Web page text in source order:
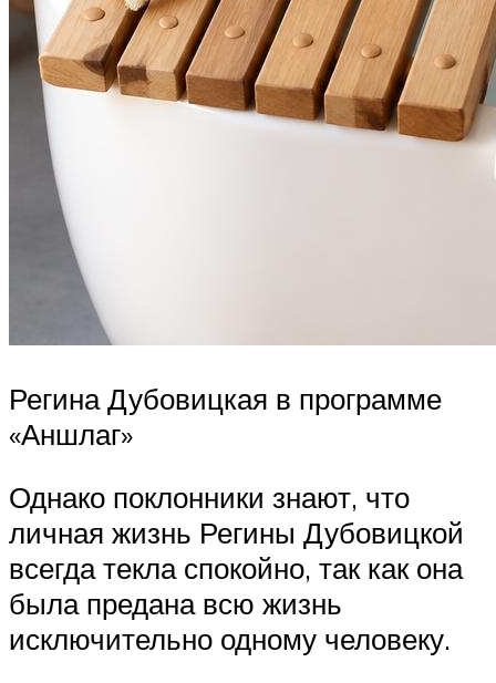
Регина Дубовицкая в программе
«Аншлаг»
Однако поклонники знают, что
личная жизнь Регины Дубовицкой
всегда текла спокойно, так как она
была предана всю жизнь
исключительно одному человеку.